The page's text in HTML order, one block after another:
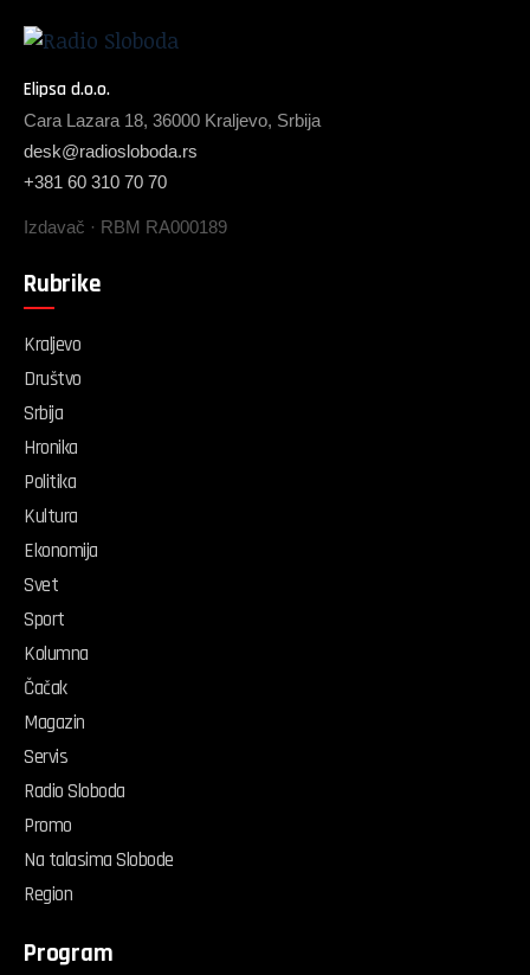
Elipsa d.o.o.
Cara Lazara 18, 36000 Kraljevo, Srbija
desk@radiosloboda.rs
+381 60 310 70 70
Izdavač · RBM RA000189
Rubrike
Kraljevo
Društvo
Srbija
Hronika
Politika
Kultura
Ekonomija
Svet
Sport
Kolumna
Čačak
Magazin
Servis
Radio Sloboda
Promo
Na talasima Slobode
Region
Program